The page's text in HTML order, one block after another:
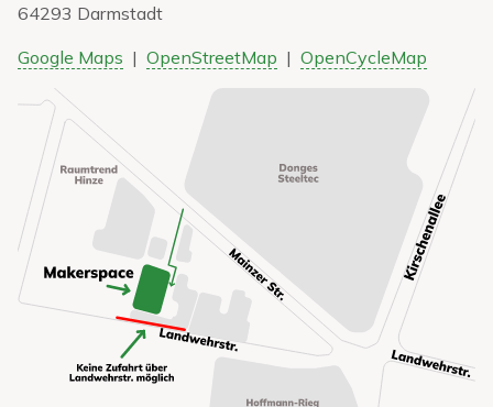
64293 Darmstadt
Google Maps | OpenStreetMap | OpenCycleMap